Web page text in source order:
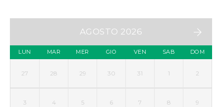
AGOSTO 2026
LUN MAR MER GIO VEN SAB DOM
27 28 29 30 31 1 2
3 4 5 6 7 8 9